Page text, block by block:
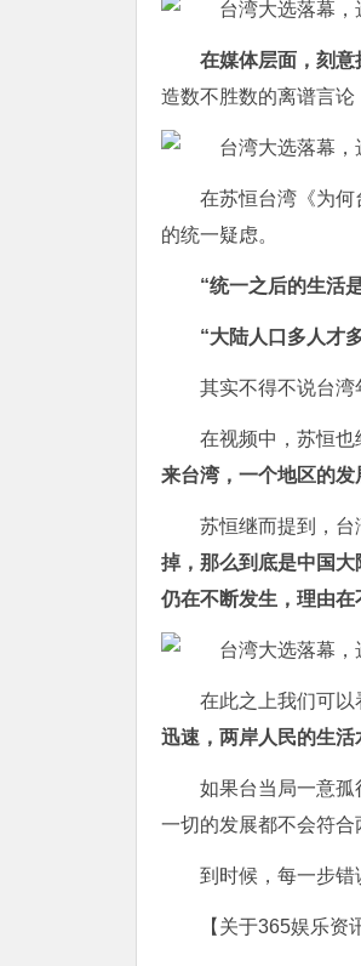
在媒体层面，刻意
造数不胜数的离谱言论
在苏恒台湾《为
的统一疑虑。
“统一之后的生活
“大陆人口多人才
其实不得不说台湾
在视频中，苏恒也
来台湾，一个地区的
苏恒继而提到，台
掉，那么到底是中国
仍在不断发生，理由在
在此之上我们可以
迅速，两岸人民的生活
如果台当局一意孤
一切的发展都不会符合
到时候，每一步错
【关于365娱乐资